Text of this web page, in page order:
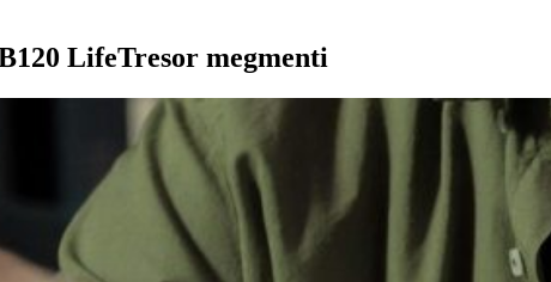
LifeTresor megmenti